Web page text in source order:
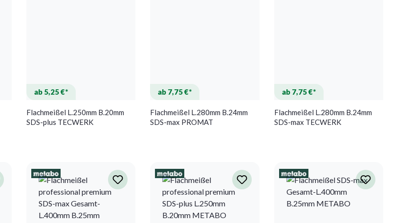
ab 5,25 €*
Flachmeißel L.250mm B.20mm
SDS-plus TECWERK
ab 7,75 €*
Flachmeißel L.280mm B.24mm
SDS-max PROMAT
ab 7,75 €*
Flachmeißel L.280mm B.24mm
SDS-max TECWERK